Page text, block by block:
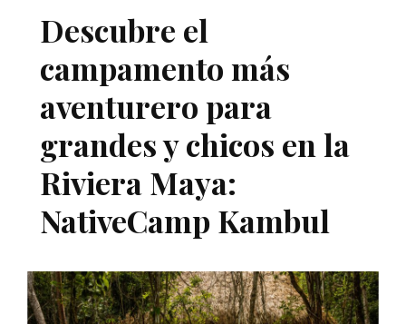
Descubre el
campamento más
aventurero para
grandes y chicos en la
Riviera Maya:
NativeCamp Kambul